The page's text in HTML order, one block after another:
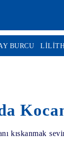
BURCU
kıskanmak